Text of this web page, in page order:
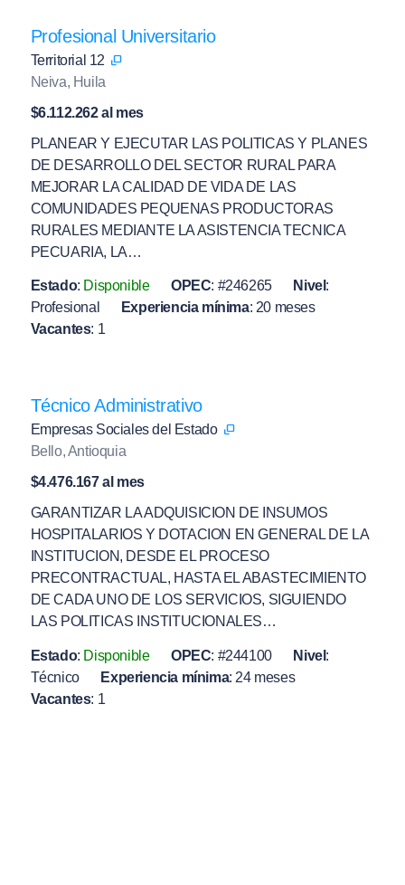
Profesional Universitario
Territorial 12
Neiva, Huila
$6.112.262 al mes
PLANEAR Y EJECUTAR LAS POLITICAS Y PLANES
DE DESARROLLO DEL SECTOR RURAL PARA
MEJORAR LA CALIDAD DE VIDA DE LAS
COMUNIDADES PEQUENAS PRODUCTORAS
RURALES MEDIANTE LA ASISTENCIA TECNICA
PECUARIA, LA…
Estado: Disponible OPEC: #246265 Nivel :
Profesional
Experiencia mínima: 20 meses
Vacantes: 1
Técnico Administrativo
Empresas Sociales del Estado
Bello, Antioquia
$4.476.167 al mes
GARANTIZAR LA ADQUISICION DE INSUMOS
HOSPITALARIOS Y DOTACION EN GENERAL DE LA
INSTITUCION, DESDE EL PROCESO
PRECONTRACTUAL, HASTA EL ABASTECIMIENTO
DE CADA UNO DE LOS SERVICIOS, SIGUIENDO
LAS POLITICAS INSTITUCIONALES…
Estado: Disponible OPEC: #244100 Nivel :
Técnico
Experiencia mínima: 24 meses
Vacantes: 1